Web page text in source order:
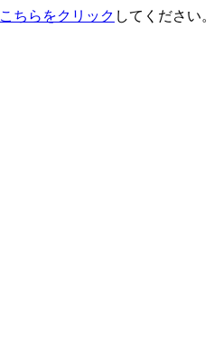
こちらをクリック してください。